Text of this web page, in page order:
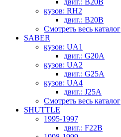
двиг.: B20B
кузов: RH2
двиг.: B20B
Смотреть весь каталог
SABER
кузов: UA1
двиг.: G20A
кузов: UA2
двиг.: G25A
кузов: UA4
двиг.: J25A
Смотреть весь каталог
SHUTTLE
1995-1997
двиг.: F22B